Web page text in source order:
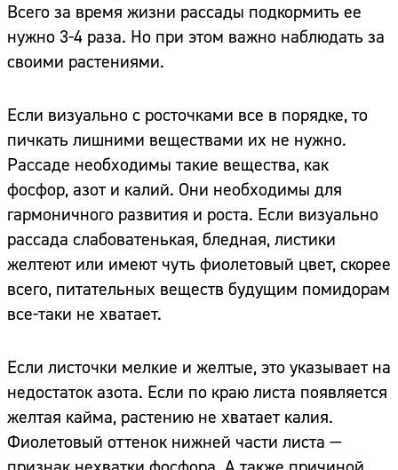
Всего за время жизни рассады подкормить ее
нужно 3-4 раза. Но при этом важно наблюдать за
своими растениями.
Если визуально с росточками все в порядке, то
пичкать лишними веществами их не нужно.
Рассаде необходимы такие вещества, как
фосфор, азот и калий. Они необходимы для
гармоничного развития и роста. Если визуально
рассада слабоватенькая, бледная, листики
желтеют или имеют чуть фиолетовый цвет, скорее
всего, питательных веществ будущим помидорам
все-таки не хватает.
Если листочки мелкие и желтые, это указывает на
недостаток азота. Если по краю листа появляется
желтая кайма, растению не хватает калия.
Фиолетовый оттенок нижней части листа —